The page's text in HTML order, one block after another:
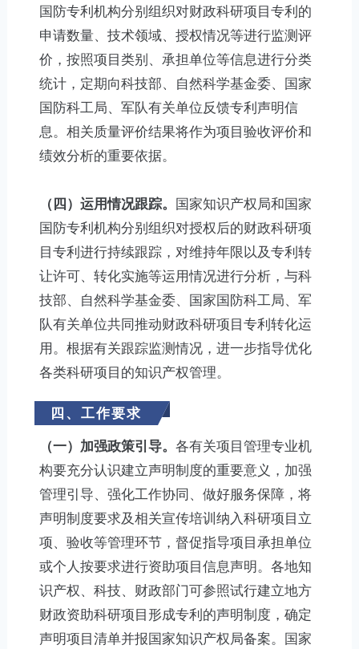
国防专利机构分别组织对财政科研项目专利的
申请数量、技术领域、授权情况等进行监测评
价，按照项目类别、承担单位等信息进行分类
统计，定期向科技部、自然科学基金委、国家
国防科工局、军队有关单位反馈专利声明信
息。相关质量评价结果将作为项目验收评价和
绩效分析的重要依据。
（四）运用情况跟踪。 国家知识产权局和国家
国防专利机构分别组织对授权后的财政科研项
目专利进行持续跟踪，对维持年限以及专利转
让许可、转化实施等运用情况进行分析，与科
技部、自然科学基金委、国家国防科工局、军
队有关单位共同推动财政科研项目专利转化运
用。根据有关跟踪监测情况，进一步指导优化
各类科研项目的知识产权管理。
四、工作要求
（一）加强政策引导。各有关项目管理专业机
构要充分认识建立声明制度的重要意义，加强
管理引导、强化工作协同、做好服务保障，将
声明制度要求及相关宣传培训纳入科研项目立
项、验收等管理环节，督促指导项目承担单位
或个人按要求进行资助项目信息声明。各地知
识产权、科技、财政部门可参照试行建立地方
财政资助科研项目形成专利的声明制度，确定
声明项目清单并报国家知识产权局备案。国家